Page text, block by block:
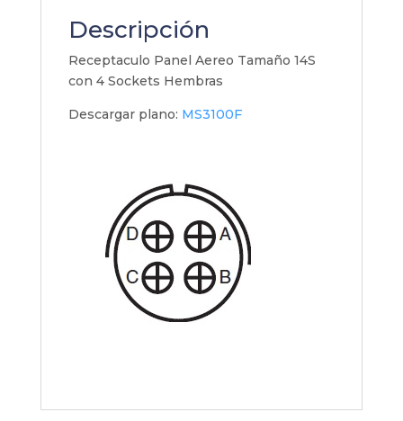
Descripción
Receptaculo Panel Aereo Tamaño 14S
con 4 Sockets Hembras
Descargar plano: MS3100F